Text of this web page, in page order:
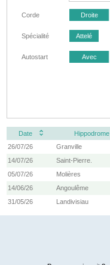
Corde Droite
Spécialité Attelé
Autostart Avec
Date Hippodrome
26/07/26
Granville
14/07/26
Saint-Pierre.
05/07/26
Molières
14/06/26
Angoulême
31/05/26
Landivisiau